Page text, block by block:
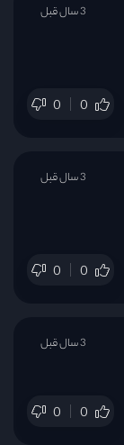
0 0
3 سال قبل
0 0
3 سال قبل
0 0
3 سال قبل